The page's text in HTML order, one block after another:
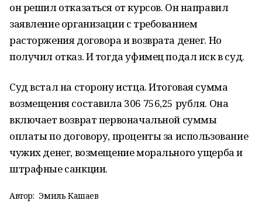
он решил отказаться от курсов. Он направил
заявление организации с требованием
расторжения договора и возврата денег. Но
получил отказ. И тогда уфимец подал иск в суд.
Суд встал на сторону истца. Итоговая сумма
возмещения составила 306 756,25 рубля. Она
включает возврат первоначальной суммы
оплаты по договору, проценты за использование
чужих денег, возмещение морального ущерба и
штрафные санкции.
Автор: Эмиль Кашаев